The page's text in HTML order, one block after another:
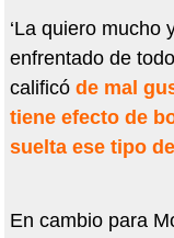
‘La quiero mucho
enfrentado de
calificó de mal
tiene efecto de
suelta ese tipo
En cambio para